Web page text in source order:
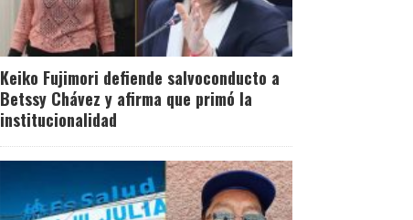
Keiko Fujimori defiende salvoconducto a
Betssy Chávez y afirma que primó la
institucionalidad